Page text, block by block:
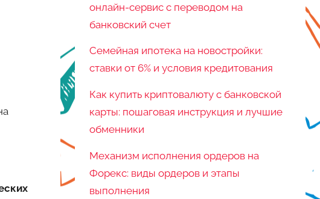
онлайн-сервис с переводом на
банковский счет
Семейная ипотека на новостройки:
ставки от 6% и условия кредитования
Как купить криптовалюту с банковской
карты: пошаговая инструкция и лучшие
обменники
Механизм исполнения ордеров на
Форекс: виды ордеров и этапы
выполнения